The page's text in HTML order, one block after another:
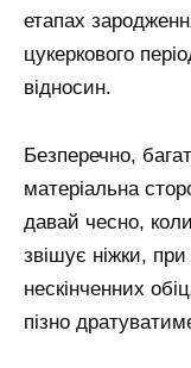
етапах
цукеркового
відносин.
Безперечно,
матеріальна
давай чесно,
звішує ніжки, при
нескінченних
пізно